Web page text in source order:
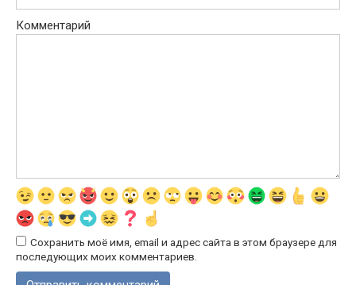
Комментарий
Сохранить моё имя, email и адрес сайта в этом браузере для
последующих моих комментариев.